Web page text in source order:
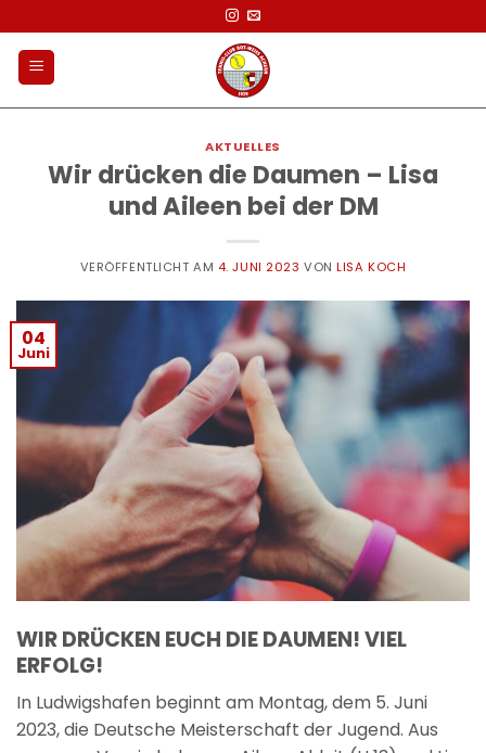
Inhalt
springen
AKTUELLES
Wir drücken die Daumen – Lisa
und Aileen bei der DM
VERÖFFENTLICHT AM 4. JUNI 2023 VONLISA KOCH
04
Juni
WIR DRÜCKEN EUCH DIE DAUMEN! VIEL
ERFOLG!
In Ludwigshafen beginnt am Montag, dem 5. Juni
2023, die Deutsche Meisterschaft der Jugend. Aus